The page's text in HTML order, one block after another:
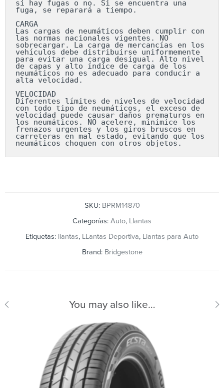
si hay fugas o no. Si se encuentra una
fuga, se reparará a tiempo.
CARGA
Las cargas de neumáticos deben cumplir con
las normas nacionales vigentes. NO
sobrecargar. La carga de mercancías en los
vehículos debe distribuirse uniformemente
para evitar una carga desigual. Alto nivel
de capas y alto índice de carga de los
neumáticos no es adecuado para conducir a
alta velocidad.
VELOCIDAD
Diferentes límites de niveles de velocidad
con todo tipo de neumáticos, el exceso de
velocidad puede causar daños prematuros en
los neumáticos. NO acelere, minimice los
frenazos urgentes y los giros bruscos en
carreteras en mal estado, evitando que los
neumáticos choquen con otros objetos.
SKU: BPRM14870
Categorías: Auto, Llantas
Etiquetas: llantas, LLantas Deportiva, Llantas para Auto
Brand: Bridgestone
You may also like…